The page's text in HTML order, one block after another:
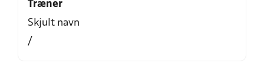
Træner
Skjult navn
/